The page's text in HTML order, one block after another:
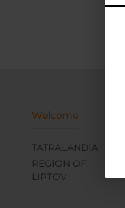
Welcome
TATRALANDIA
REGION OF
LIPTOV